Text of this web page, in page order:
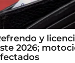
y
2026;